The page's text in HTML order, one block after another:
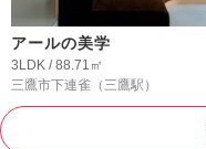
アールの美学
3LDK / 88.71㎡
三鷹市下連雀 （三鷹駅）